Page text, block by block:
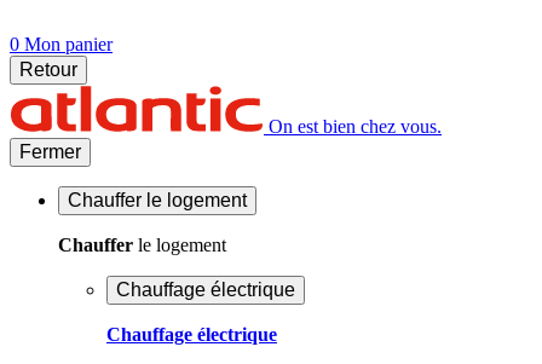
0 Mon panier
Retour
On est bien chez vous.
Fermer
Chauffer le logement
Chauffer le logement
Chauffage électrique
Chauffage électrique